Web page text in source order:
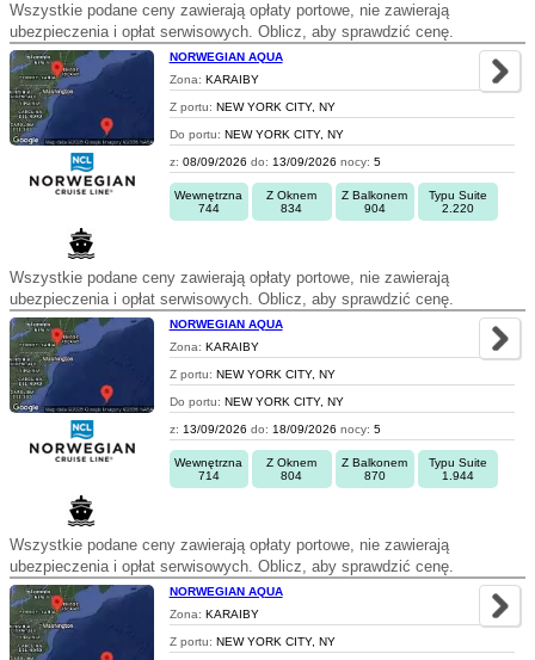
Wszystkie podane ceny zawierają opłaty portowe, nie zawierają
ubezpieczenia i opłat serwisowych. Oblicz, aby sprawdzić cenę.
NORWEGIAN AQUA
Zona: KARAIBY
Z portu: NEW YORK CITY, NY
Do portu: NEW YORK CITY, NY
z: 08/09/2026 do: 13/09/2026 nocy: 5
Wewnętrzna
744
Z Oknem
834
Z Balkonem
904
Typu Suite
2.220
Wszystkie podane ceny zawierają opłaty portowe, nie zawierają
ubezpieczenia i opłat serwisowych. Oblicz, aby sprawdzić cenę.
NORWEGIAN AQUA
Zona: KARAIBY
Z portu: NEW YORK CITY, NY
Do portu: NEW YORK CITY, NY
z: 13/09/2026 do: 18/09/2026 nocy: 5
Wewnętrzna
714
Z Oknem
804
Z Balkonem
870
Typu Suite
1.944
Wszystkie podane ceny zawierają opłaty portowe, nie zawierają
ubezpieczenia i opłat serwisowych. Oblicz, aby sprawdzić cenę.
NORWEGIAN AQUA
Zona: KARAIBY
Z portu: NEW YORK CITY, NY